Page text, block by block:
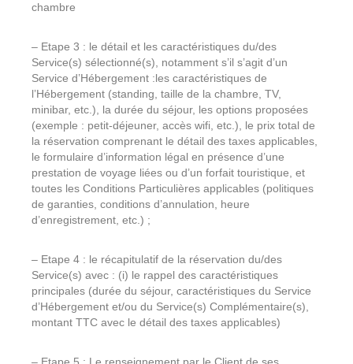
chambre
– Etape 3 : le détail et les caractéristiques du/des
Service(s) sélectionné(s), notamment s’il s’agit d’un
Service d’Hébergement :les caractéristiques de
l’Hébergement (standing, taille de la chambre, TV,
minibar, etc.), la durée du séjour, les options proposées
(exemple : petit-déjeuner, accès wifi, etc.), le prix total de
la réservation comprenant le détail des taxes applicables,
le formulaire d’information légal en présence d’une
prestation de voyage liées ou d’un forfait touristique, et
toutes les Conditions Particulières applicables (politiques
de garanties, conditions d’annulation, heure
d’enregistrement, etc.) ;
– Etape 4 : le récapitulatif de la réservation du/des
Service(s) avec : (i) le rappel des caractéristiques
principales (durée du séjour, caractéristiques du Service
d’Hébergement et/ou du Service(s) Complémentaire(s),
montant TTC avec le détail des taxes applicables)